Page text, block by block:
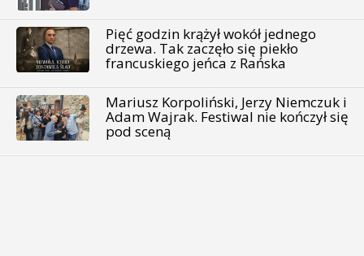
Pięć godzin krążył wokół jednego
drzewa. Tak zaczęło się piekło
francuskiego jeńca z Rańska
Mariusz Korpoliński, Jerzy Niemczuk i
Adam Wajrak. Festiwal nie kończył się
pod sceną